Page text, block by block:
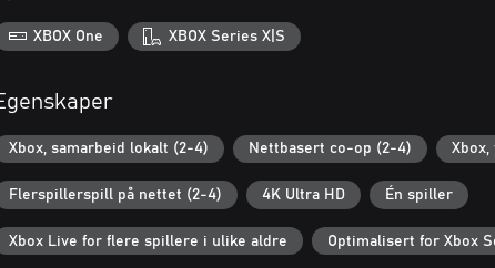
XBOX One XBOX Series X|S
Xbox, samarbeid lokalt (2-4) Nettbasert co-op (2-4)
Flerspillerspill på nettet (2-4) 4K Ultra HD Én spiller
Xbox Live for flere spillere i ulike aldre Optimalisert for Xbox